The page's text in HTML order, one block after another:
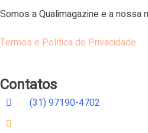
Somos a Qualimagazine e a
Termos e Política de Privacidade
Contatos
(31) 97190-4702